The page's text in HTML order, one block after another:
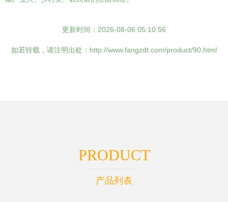
更新时间：2026-08-06 05:10:56
如若转载，请注明出处：http://www.fangzdt.com/product/90.html
PRODUCT
产品列表